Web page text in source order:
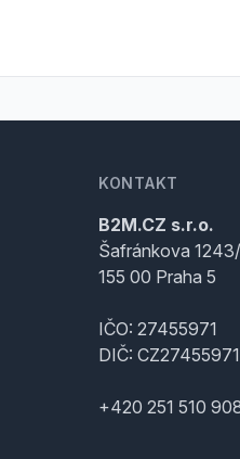
KONTAKT
B2M.CZ s.r.o.
Šafránkova
155 00 Praha 5
IČO: 27455971
DIČ: CZ27455971
+420 251 510